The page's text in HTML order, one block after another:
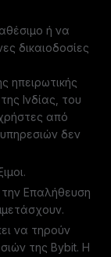
ή να
δικαιοδοσίες
ηπειρωτικής
Ινδίας, του
από
δεν
Επαλήθευση
να τηρούν
της Bybit. Η